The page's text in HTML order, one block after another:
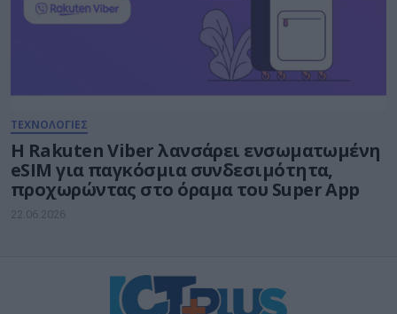
ΤΕΧΝΟΛΟΓΙΕΣ
Η Rakuten Viber λανσάρει ενσωματωμένη
eSIM για παγκόσμια συνδεσιμότητα,
προχωρώντας στο όραμα του Super App
22.06.2026